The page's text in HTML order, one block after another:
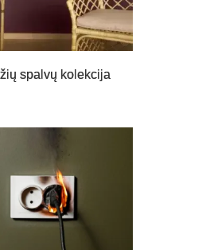
spalvų kolekcija